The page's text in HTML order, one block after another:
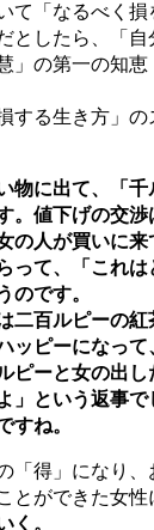
「なるべく
としたら、「
」の第一の知恵
る生き方」
に出て、「
。値下げの交
の人が買いに
って、「これ
のです。
二百ルピーの
ッピーになっ
ピーと女の出
」という返事
すね。
得」になり、
とができた女
く。